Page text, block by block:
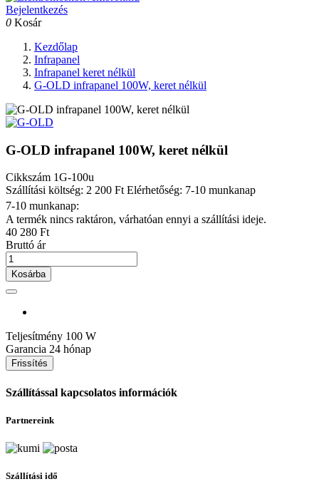
Bejelentkezés
0 Kosár
Kezdőlap
Infrapanel
Infrapanel keret nélkül
G-OLD infrapanel 100W, keret nélkül
G-OLD infrapanel 100W, keret nélkül
Cikkszám 1G-100u
Szállítási költség: 2 200 FtElérhetőség: 7-10 munkanap
7-10 munkanap:
A termék nincs raktáron, várhatóan ennyi a szállítási ideje.
40 280 Ft
Bruttó ár
Kosárba
Teljesítmény 100 W
Garancia 24 hónap
Szállítással kapcsolatos információk
Partnereink
Szállítási idő